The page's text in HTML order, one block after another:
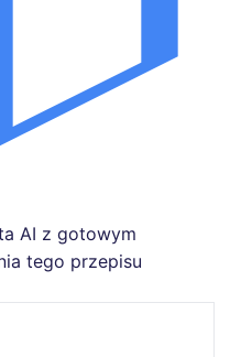
AI z gotowym
tego przepisu